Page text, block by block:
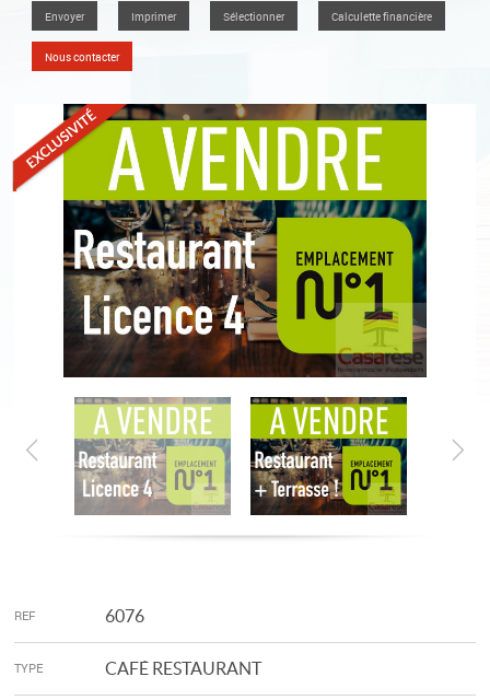
POSTULEZ EN LIGNE
Envoyer Imprimer Sélectionner Calculette financière
Nous contacter
REF 6076
TYPE CAFÉ RESTAURANT